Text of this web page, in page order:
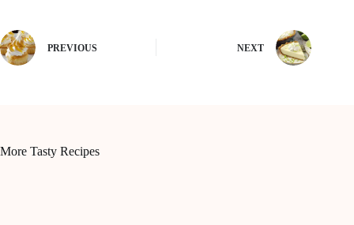
PREVIOUS NEXT
More Tasty Recipes